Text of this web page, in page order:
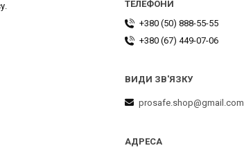
+380 (50) 888-55-55
+380 (67) 449-07-06
prosafe.shop@gmail.com